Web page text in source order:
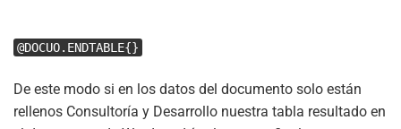
@DOCUO.ENDTABLE{}
De este modo si en los datos del documento solo están
rellenos Consultoría y Desarrollo nuestra tabla resultado en